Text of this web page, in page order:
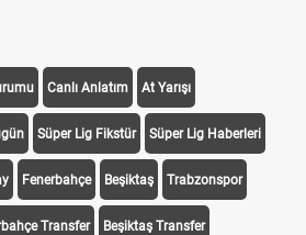
Canlı Anlatım At Yarışı
Süper Lig Fikstür Süper Lig Haberleri
Fenerbahçe Beşiktaş Trabzonspor
Transfer Beşiktaş Transfer